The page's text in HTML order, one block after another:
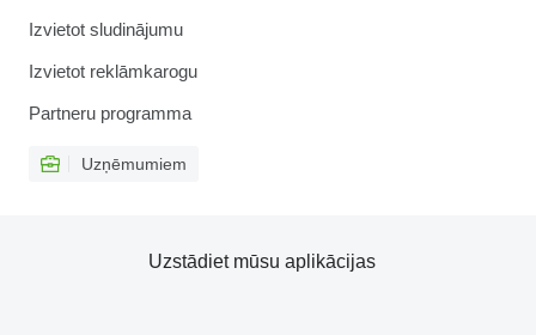
Izvietot sludinājumu
Izvietot reklāmkarogu
Partneru programma
Uzņēmumiem
Uzstādiet mūsu aplikācijas